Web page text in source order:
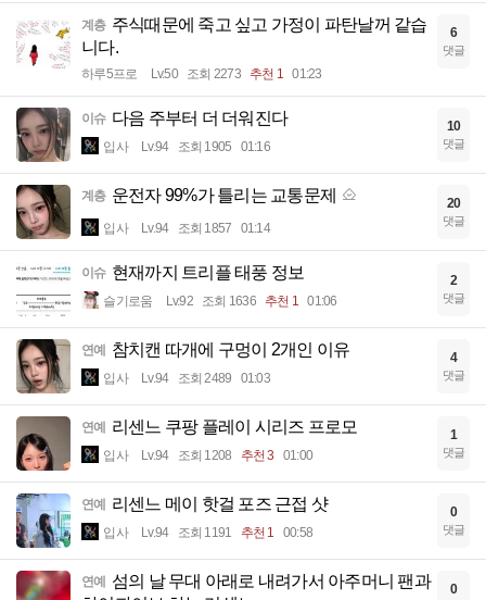
계층 주식때문에 죽고 싶고 가정이 파탄날꺼 같습
니다.
하루5프로 Lv.50 조회 2273 추천 1 01:23
6
댓글
이슈 다음 주부터 더 더워진다
입사 Lv.94 조회 1905 01:16
10
댓글
계층 운전자 99%가 틀리는 교통문제
입사 Lv.94 조회 1857 01:14
20
댓글
이슈 현재까지 트리플 태풍 정보
슬기로움 Lv.92 조회 1636 추천 1 01:06
2
댓글
연예 참치캔 따개에 구멍이 2개인 이유
입사 Lv.94 조회 2489 01:03
4
댓글
연예 리센느 쿠팡 플레이 시리즈 프로모
입사 Lv.94 조회 1208 추천 3 01:00
1
댓글
연예 리센느 메이 핫걸 포즈 근접 샷
입사 Lv.94 조회 1191 추천 1 00:58
0
댓글
연예 섬의 날 무대 아래로 내려가서 아주머니 팬과
0